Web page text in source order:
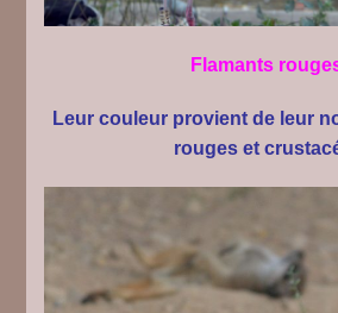
Flamants
Leur couleur provient de leur
rouges et